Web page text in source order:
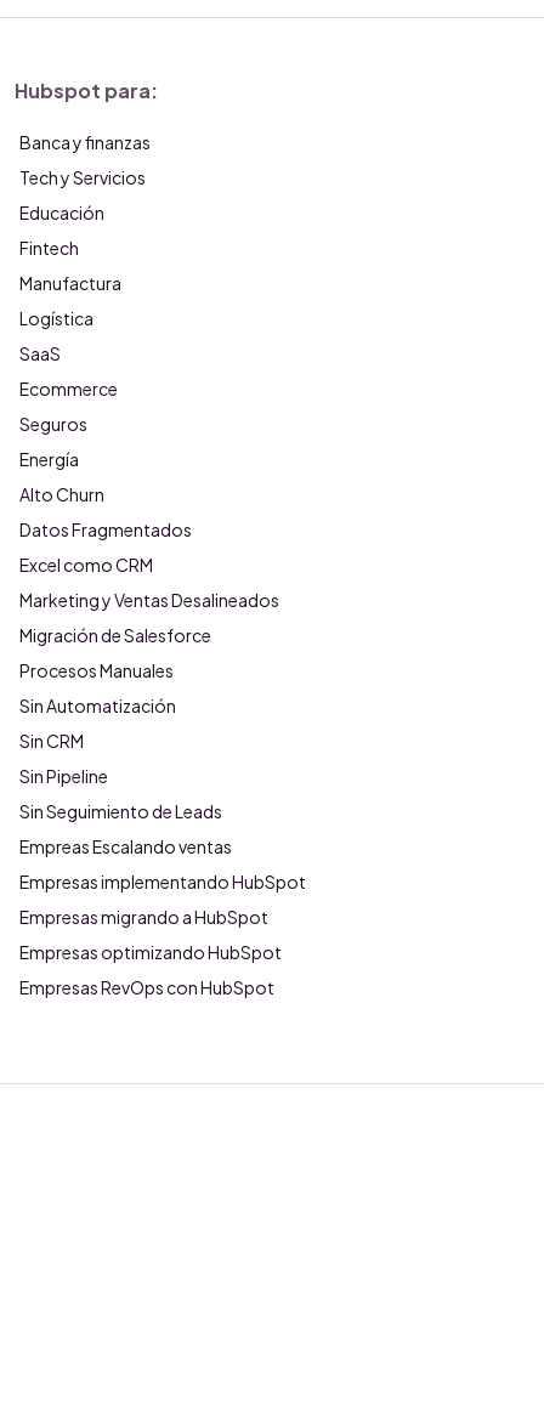
Hubspot para:
Banca y finanzas
Tech y Servicios
Educación
Fintech
Manufactura
Logística
SaaS
Ecommerce
Seguros
Energía
Alto Churn
Datos Fragmentados
Excel como CRM
Marketing y Ventas Desalineados
Migración de Salesforce
Procesos Manuales
Sin Automatización
Sin CRM
Sin Pipeline
Sin Seguimiento de Leads
Empreas Escalando ventas
Empresas implementando HubSpot
Empresas migrando a HubSpot
Empresas optimizando HubSpot
Empresas RevOps con HubSpot